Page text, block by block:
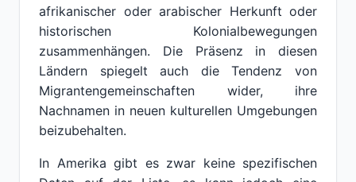
afrikanischer oder arabischer Herkunft oder
historischen Kolonialbewegungen
zusammenhängen. Die Präsenz in diesen
Ländern spiegelt auch die Tendenz von
Migrantengemeinschaften wider, ihre
Nachnamen in neuen kulturellen Umgebungen
beizubehalten.
In Amerika gibt es zwar keine spezifischen